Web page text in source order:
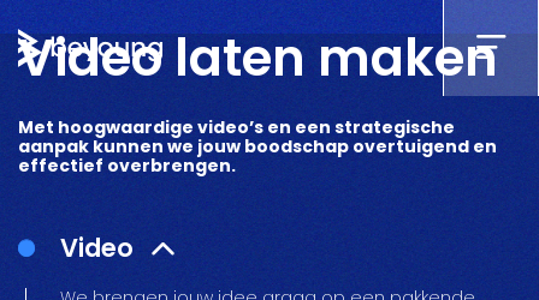
Video laten maken
Met hoogwaardige video’s en een strategische
aanpak kunnen we jouw boodschap overtuigend en
effectief overbrengen.
Video